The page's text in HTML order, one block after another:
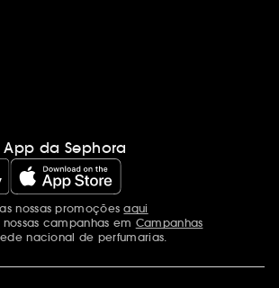
da Sephora
nossas promoçõesaqui
campanhas em Campanhas
nacional de perfumarias.